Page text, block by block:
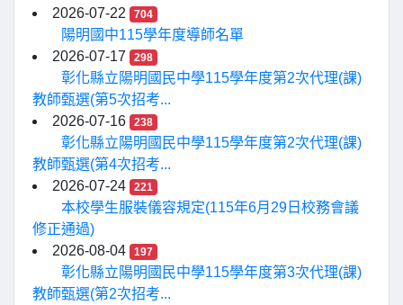
2026-07-22
704
陽明國中115學年度導師名單
2026-07-17
298
彰化縣立陽明國民中學115學年度第2次代理(課)
教師甄選(第5次招考...
2026-07-16
238
彰化縣立陽明國民中學115學年度第2次代理(課)
教師甄選(第4次招考...
2026-07-24
221
本校學生服裝儀容規定(115年6月29日校務會議
修正通過)
2026-08-04
197
彰化縣立陽明國民中學115學年度第3次代理(課)
教師甄選(第2次招考...